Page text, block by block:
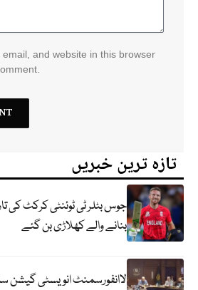
and website in this browser
تازہ ترین خبریں
جوس بٹلر ٹی ٹوئنٹی کرکٹ کی
بنانے والے کھلاڑی بن گئے
لاانفورسمنٹ انویسٹی گیشن